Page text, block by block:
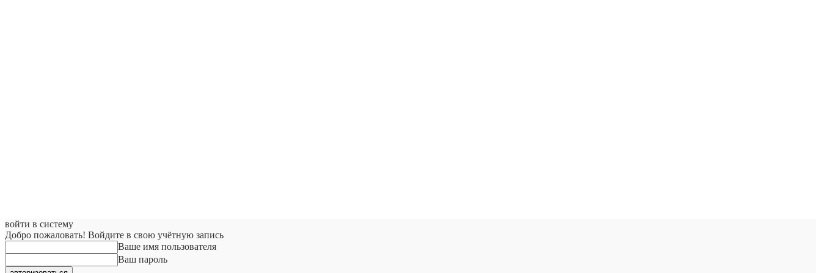
войти в систему
Добро пожаловать! Войдите в свою учётную запись
Ваше имя пользователя
Ваш пароль